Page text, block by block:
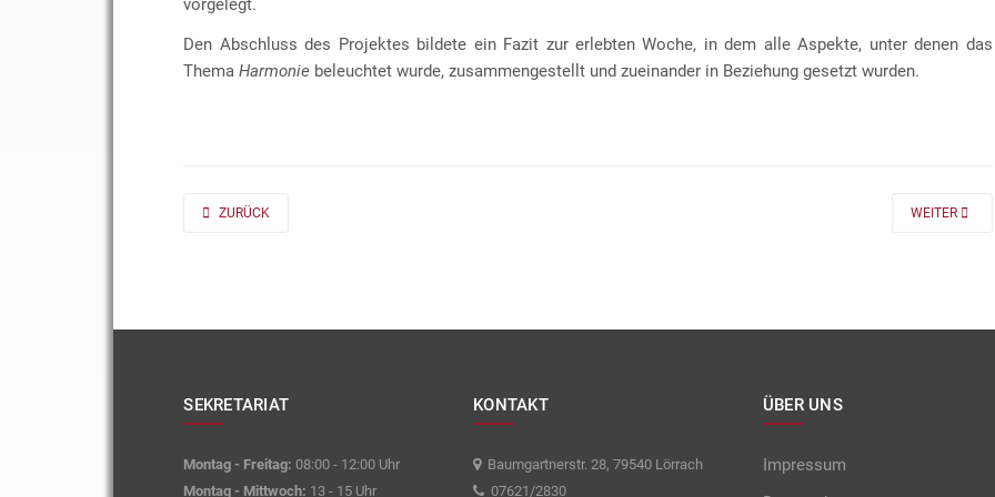
Den Abschluss des Projektes bildete ein Fazit zur erlebten Woche, in dem alle Aspekte, unter denen das
ThemaHarmonie beleuchtet wurde, zusammengestellt und zueinander in Beziehung gesetzt wurden.
PREVIOUS ARTICLE: AD FONTES 2019/20 „MASS“ FÜR DIE KLASSEN 7 UND 8
ZURÜCK NEXT
WEITER
SEKRETARIAT
Montag - Freitag: 08:00 - 12:00 Uhr
Montag - Mittwoch: 13 - 15 Uhr
KONTAKT
Baumgartnerstr. 28, 79540 Lörrach
07621/2830
ÜBER UNS
Impressum